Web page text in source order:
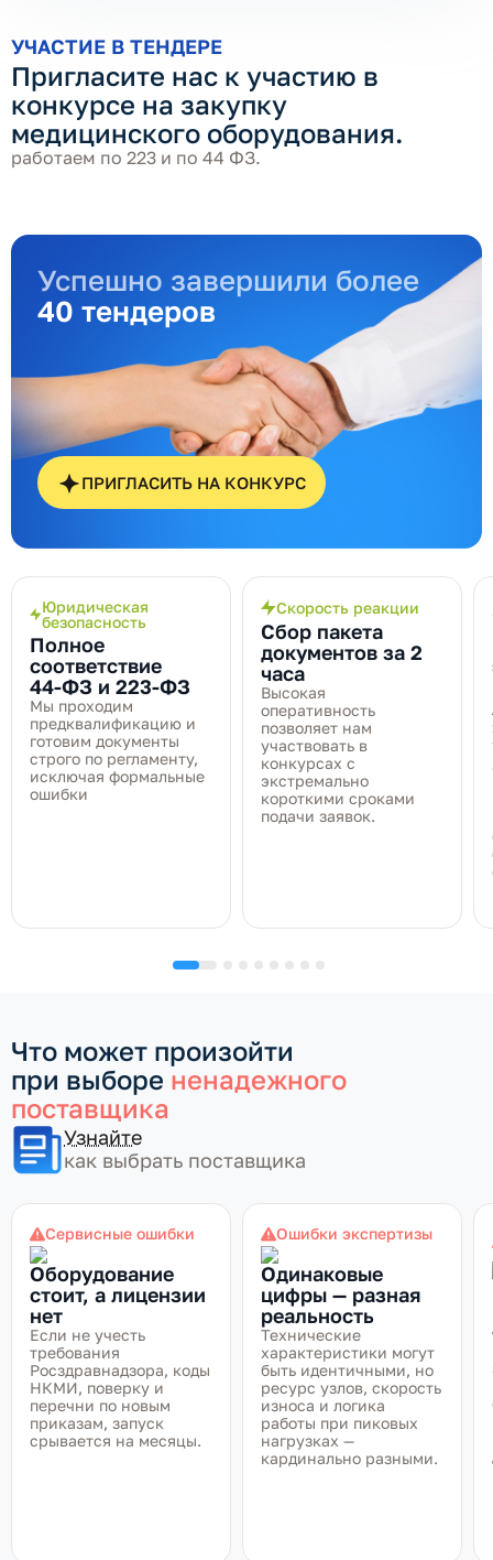
УЧАСТИЕ В ТЕНДЕРЕ
Пригласите нас к участию в
конкурсе на закупку
медицинского оборудования.
работаем по 223 и по 44 ФЗ.
Успешно завершили более
40 тендеров
ПРИГЛАСИТЬ НА КОНКУРС
Юридическая
безопасность
Полное
соответствие
44‑ФЗ и 223‑ФЗ
Мы проходим
предквалификацию и
готовим документы
строго по регламенту,
исключая формальные
ошибки
Скорость реакции
Сбор пакета
документов за 2
часа
Высокая
оперативность
позволяет нам
участвовать в
конкурсах с
экстремально
короткими сроками
подачи заявок.
Что может произойти
при выборе ненадежного
поставщика
Узнайте
как выбрать поставщика
Сервисные ошибки
Оборудование
стоит, а лицензии
нет
Если не учесть
требования
Росздравнадзора, коды
НКМИ, поверку и
перечни по новым
приказам, запуск
срывается на месяцы.
Ошибки экспертизы
Одинаковые
цифры — разная
реальность
Технические
характеристики могут
быть идентичными, но
ресурс узлов, скорость
износа и логика
работы при пиковых
нагрузках —
кардинально разными.